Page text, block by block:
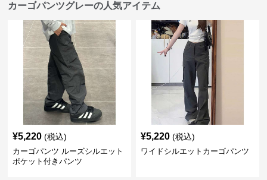
カーゴパンツグレーの人気アイテム
¥5,220 (税込)
カーゴパンツ ルーズシルエット
ポケット付きパンツ
¥5,220 (税込)
ワイドシルエットカーゴパンツ